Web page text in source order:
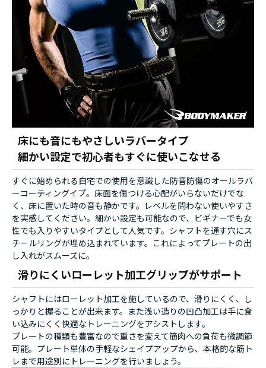
床にも音にもやさしいラバータイプ
細かい設定で初心者もすぐに使いこなせる
すぐに始められる自宅での使用を意識した防音防傷のオールラバ
ーコーティングイプ。床面を傷つける心配がいらないだけでな
く、床に置いた時の音も静かです。レベルを問わない使いやすさ
を実感してください。細かい設定も可能なので、ビギナーでも女
性でも入りやすいタイプとして人気です。シャフトを通す穴にス
チールリングが埋め込まれています。これによってプレートの出
し入れがスムーズに。
滑りにくいローレット加工グリップがサポート
シャフトにはローレット加工を施しているので、滑りにくく、し
っかりと握ることが出来ます。また浅い造りの凹凸加工は手に食
い込みにくく快適なトレーニングをアシストします。
プレートの種類も豊富なので重さを変えて筋肉への負荷も微調節
可能。プレート単体の手軽なシェイプアップから、本格的な筋ト
レまで用途別にトレーニングを行いましょう。